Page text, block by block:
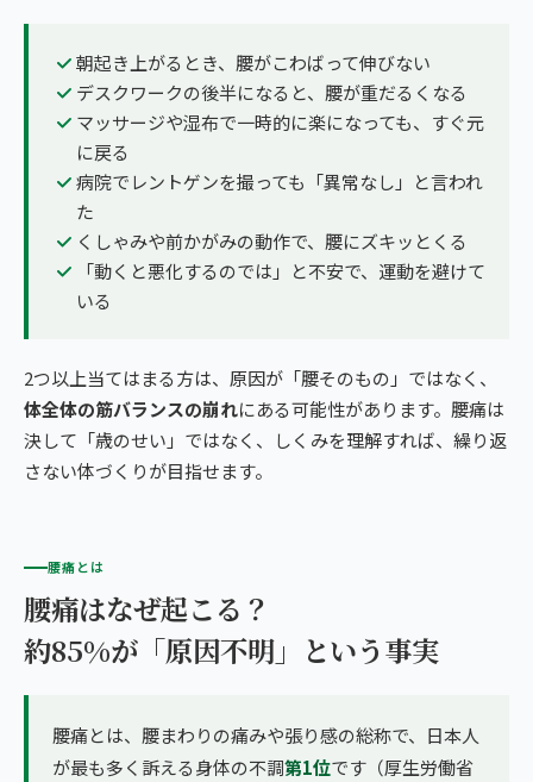
朝起き上がるとき、腰がこわばって伸びない
デスクワークの後半になると、腰が重だるくなる
マッサージや湿布で一時的に楽になっても、すぐ元
に戻る
病院でレントゲンを撮っても「異常なし」と言われ
た
くしゃみや前かがみの動作で、腰にズキッとくる
「動くと悪化するのでは」と不安で、運動を避けて
いる
2つ以上当てはまる方は、原因が「腰そのもの」ではなく、
体全体の筋バランスの崩れにある可能性があります。腰痛は
決して「歳のせい」ではなく、しくみを理解すれば、繰り返
さない体づくりが目指せます。
腰痛とは
腰痛はなぜ起こる？
約85%が「原因不明」という事実
腰痛とは、腰まわりの痛みや張り感の総称で、日本人
が最も多く訴える身体の不調第1位です（厚生労働省